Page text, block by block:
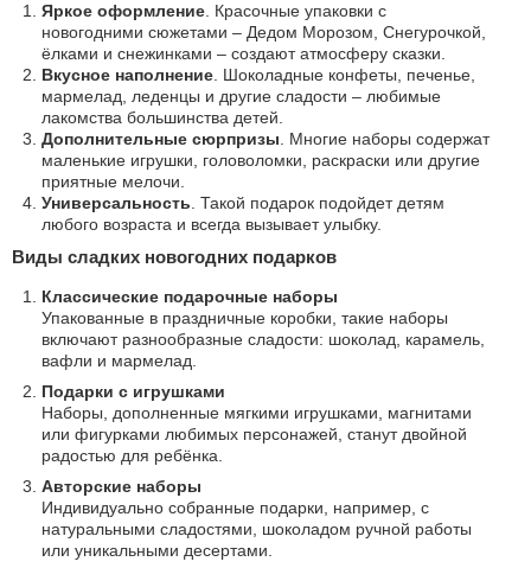
Яркое оформление. Красочные упаковки с
новогодними сюжетами – Дедом Морозом, Снегурочкой,
ёлками и снежинками – создают атмосферу сказки.
Вкусное наполнение. Шоколадные конфеты, печенье,
мармелад, леденцы и другие сладости – любимые
лакомства большинства детей.
Дополнительные сюрпризы. Многие наборы содержат
маленькие игрушки, головоломки, раскраски или другие
приятные мелочи.
Универсальность. Такой подарок подойдет детям
любого возраста и всегда вызывает улыбку.
Виды сладких новогодних подарков
Классические подарочные наборы
Упакованные в праздничные коробки, такие наборы
включают разнообразные сладости: шоколад, карамель,
вафли и мармелад.
Подарки с игрушками
Наборы, дополненные мягкими игрушками, магнитами
или фигурками любимых персонажей, станут двойной
радостью для ребёнка.
Авторские наборы
Индивидуально собранные подарки, например, с
натуральными сладостями, шоколадом ручной работы
или уникальными десертами.